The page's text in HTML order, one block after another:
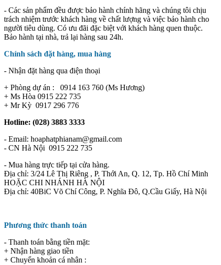
- Các sản phẩm đều được bảo hành chính hãng và chúng tôi chịu
trách nhiệm trước khách hàng về chất lượng và việc bảo hành cho
người tiêu dùng. Có ưu đãi đặc biệt với khách hàng quen thuộc.
Bảo hành tại nhà, trả lại hàng sau 24h.
Chính sách đặt hàng, mua hàng
- Nhận đặt hàng qua điện thoại
+ Phòng dự án : 0914 163 760 (Ms Hương)
+ Ms Hòa 0915 222 735
+ Mr Kỳ 0917 296 776
Hotline: (028) 3883 3333
- Email: hoaphatphianam@gmail.com
- CN Hà Nội 0915 222 735
- Mua hàng trực tiếp tại cửa hàng.
Địa chỉ: 3/24 Lê Thị Riêng , P. Thới An, Q. 12, Tp. Hồ Chí Minh
HOẶC CHI NHÁNH HÀ NỘI
Địa chỉ: 40BiC Võ Chí Công, P. Nghĩa Đô, Q.Cầu Giấy, Hà Nội
Phương thức thanh toán
- Thanh toán bằng tiền mặt:
+ Nhận hàng giao tiền
+ Chuyển khoản cá nhân :